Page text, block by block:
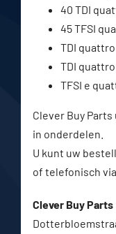
40 TDI
45 TFSI
TDI quattro
TDI quattro
TFSI e
Clever Buy
in onderdelen.
U kunt uw
of telefonisch via
Clever Buy Parts